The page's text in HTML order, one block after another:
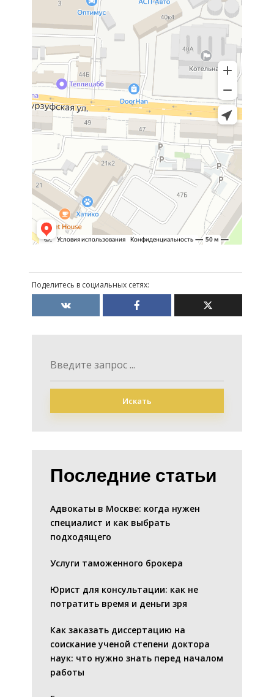
Поделитесь в социальных сетях:
Искать
Последние статьи
Адвокаты в Москве: когда нужен
специалист и как выбрать
подходящего
Услуги таможенного брокера
Юрист для консультации: как не
потратить время и деньги зря
Как заказать диссертацию на
соискание ученой степени доктора
наук: что нужно знать перед началом
работы